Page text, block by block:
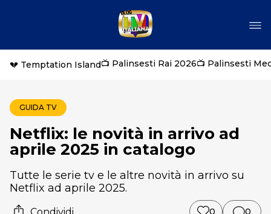
💔 Temptation Island📺 Palinsesti Rai 2026📺 Palinsesti
GUIDA TV
Netflix: le novità in arrivo ad
aprile 2025 in catalogo
Tutte le serie tv e le altre novità in arrivo su
Netflix ad aprile 2025.
Condividi 0 0